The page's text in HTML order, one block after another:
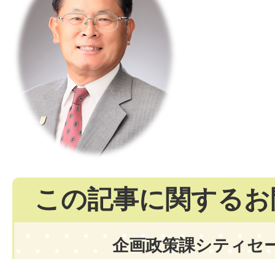
この記事に関する
企画政策課シティセ